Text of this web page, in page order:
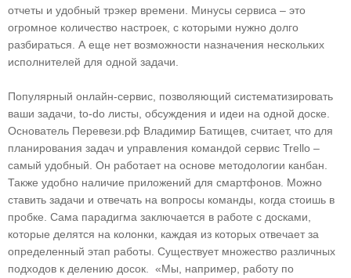
отчеты и удобный трэкер времени. Минусы сервиса – это
огромное количество настроек, с которыми нужно долго
разбираться. А еще нет возможности назначения нескольких
исполнителей для одной задачи.
Популярный онлайн-сервис, позволяющий систематизировать
ваши задачи, to-do листы, обсуждения и идеи на одной доске.
Основатель Перевези.рф Владимир Батищев, считает, что для
планирования задач и управления командой сервис Trello –
самый удобный. Он работает на основе методологии канбан.
Также удобно наличие приложений для смартфонов. Можно
ставить задачи и отвечать на вопросы команды, когда стоишь в
пробке. Сама парадигма заключается в работе с досками,
которые делятся на колонки, каждая из которых отвечает за
определенный этап работы. Существует множество различных
подходов к делению досок. «Мы, например, работу по